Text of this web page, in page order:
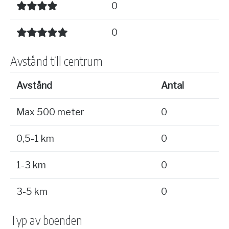
0
0
Avstånd till centrum
Avstånd Antal
Max 500 meter 0
0,5-1 km 0
1-3 km 0
3-5 km 0
Typ av boenden